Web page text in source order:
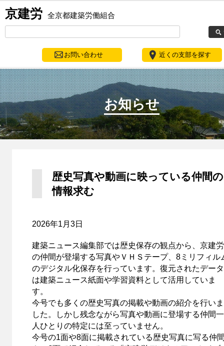
京建労 全京都建築労働組合
お問い合わせ 近くの支部を探す
お知らせ
歴史写真や動画に映っている仲間の
情報求む
2026年1月3日
建築ニュース編集部では歴史保存の観点から、京建労
の仲間が登場する写真やＶＨＳテープ、8ミリフィル
のデジタル化保存を行っています。復元されたデータ
は建築ニュース紙面や学習資料として活用していま
す。
今号でも多くの歴史写真の掲載や動画の紹介を行いま
した。しかし残念ながら写真や動画に登場する仲間一
人ひとりの特定には至っていません。
今号の1面や8面に掲載されている歴史写真に写る仲